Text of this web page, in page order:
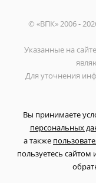
© «ВПК» 2006 -
Указанные на
Для уточнения
Вы принимаете
персональных
а также
пользуетесь